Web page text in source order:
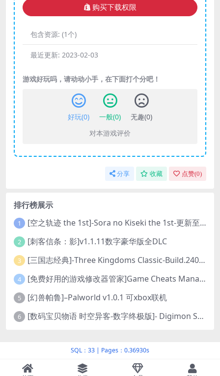
购买下载权限
包含资源: (1个)
最近更新: 2023-02-03
游戏好玩吗，请动动小手，在下面打个分吧！
好玩(0) 一般(0) 无趣(0)
对本游戏评价
分享 收藏 点赞(0)
排行榜展示
1 [空之轨迹 the 1st]-Sora no Kiseki the 1st-更新至v1.06.4-全DLC
2 [刺客信条：影]v1.1.11数字豪华版全DLC
3 [三国志经典]-Three Kingdoms Classic-Build.24048091-v1.0.0+5
4 [免费好用的游戏修改器管家]Game Cheats Manager
5 [幻兽帕鲁]–Palworld v1.0.1 可xbox联机
6 [数码宝贝物语 时空异客-数字终极版]- Digimon Story Time Stranger-Build.23514637
SQL：33 | Pages：0.36930s